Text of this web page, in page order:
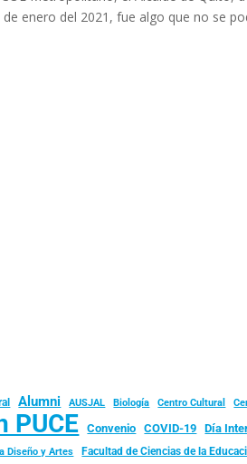
enero del 2021, fue algo que no se
Alumni AUSJAL Biología Centro Cultural
PUCE Convenio COVID-19 Día
Diseño y Artes Facultad de Ciencias de la